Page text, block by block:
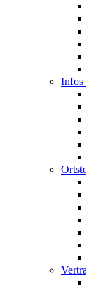
Infos